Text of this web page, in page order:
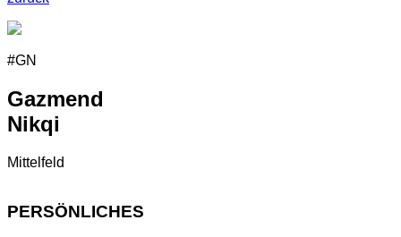
#GN
Gazmend
Nikqi
Mittelfeld
PERSÖNLICHES